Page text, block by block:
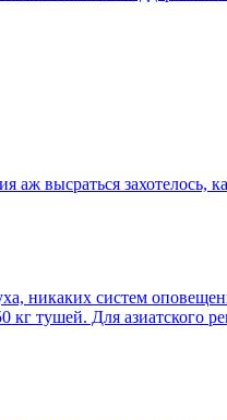
аж высраться захотелось,
никаких систем
тушей. Для азиатского